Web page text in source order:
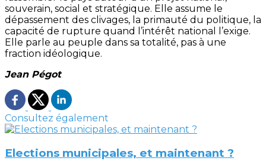
souverain, social et stratégique. Elle assume le
dépassement des clivages, la primauté du politique, la
capacité de rupture quand l’intérêt national l’exige.
Elle parle au peuple dans sa totalité, pas à une
fraction idéologique.
Jean Pégot
Consultez également
Elections municipales, et maintenant ?